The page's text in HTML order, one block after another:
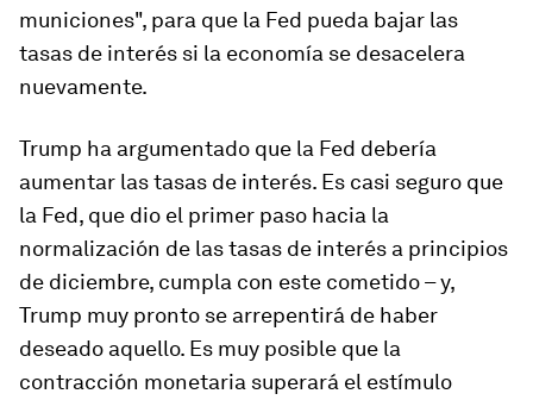
municiones", para que la Fed pueda bajar las
tasas de interés si la economía se desacelera
nuevamente.
Trump ha argumentado que la Fed debería
aumentar las tasas de interés. Es casi seguro que
la Fed, que dio el primer paso hacia la
normalización de las tasas de interés a principios
de diciembre, cumpla con este cometido – y,
Trump muy pronto se arrepentirá de haber
deseado aquello. Es muy posible que la
contracción monetaria superará el estímulo